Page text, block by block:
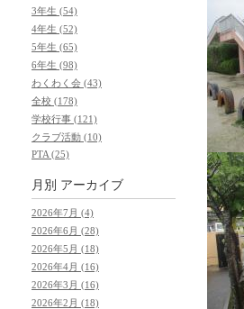
3年生 (54)
4年生 (52)
5年生 (65)
6年生 (98)
わくわく会 (43)
全校 (178)
学校行事 (121)
クラブ活動 (10)
PTA (25)
月別 アーカイブ
2026年7月 (4)
2026年6月 (28)
2026年5月 (18)
2026年4月 (16)
2026年3月 (16)
2026年2月 (18)